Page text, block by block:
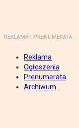
REKLAMA I PRENUMERATA
Reklama
Ogłoszenia
Prenumerata
Archiwum